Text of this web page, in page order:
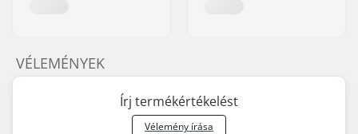
VÉLEMÉNYEK
Írj termékértékelést
Vélemény írása